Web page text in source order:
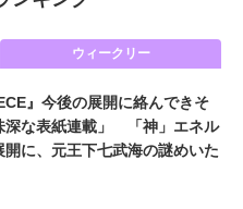
ウィークリー
』今後の展開に絡んできそ
深な表紙連載」 「神」エネル
開に、元王下七武海の謎めいた